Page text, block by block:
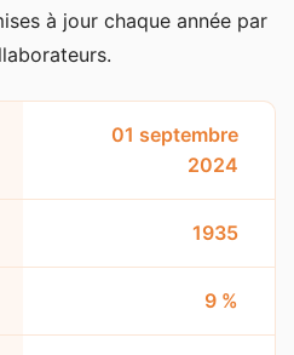
à jour chaque année par
01 septembre
2024
1935
9 %